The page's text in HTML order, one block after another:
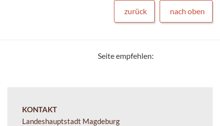
zurück nach oben
Seite empfehlen:
KONTAKT
Landeshauptstadt Magdeburg